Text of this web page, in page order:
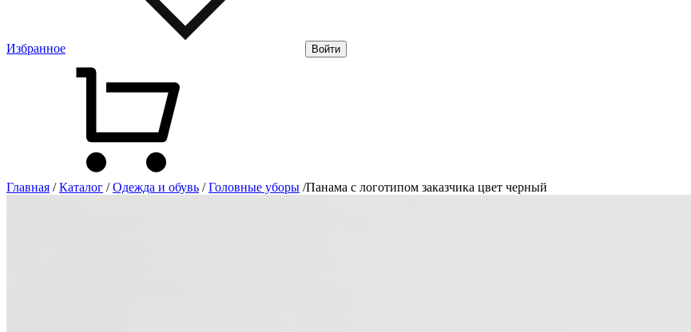
Избранное Войти
Главная / Каталог / Одежда и обувь / Головные уборы /Панама с логотипом заказчика цвет черный